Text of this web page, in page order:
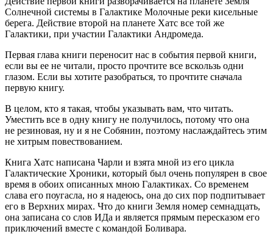
Солнечной системы в Галактике Молочные реки кисельные
берега. Действие второй на планете Хатс все той же
Галактики, при участии Галактики Андромеда.
Первая глава книги переносит нас в события первой книги,
если вы ее не читали, просто прочтите все вскользь одни
глазом. Если вы хотите разобраться, то прочтите сначала
первую книгу.
В целом, кто я такая, чтобы указывать вам, что читать.
Уместить все в одну книгу не получилось, потому что она
не резиновая, ну и я не Собянин, поэтому наслаждайтесь этим
не хитрым повествованием.
Книга Хатс написана Чарли и взята мной из его цикла
Галактические Хроники, который был очень популярен в свое
время в обоих описанных мною Галактиках. Со временем
слава его поугасла, но я надеюсь, она до сих пор подпитывает
его в Верхних мирах. Что до книги Земля номер семнадцать,
она записана со слов ИДа и является прямым пересказом его
приключений вместе с командой Боливара.